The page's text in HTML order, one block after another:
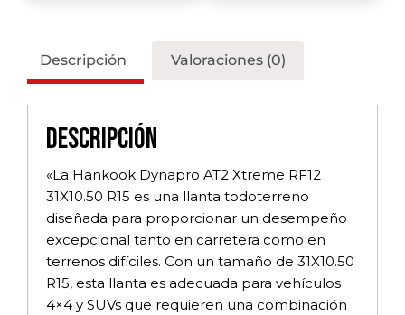
Descripción Valoraciones (0)
Descripción
«La Hankook Dynapro AT2 Xtreme RF12
31X10.50 R15 es una llanta todoterreno
diseñada para proporcionar un desempeño
excepcional tanto en carretera como en
terrenos difíciles. Con un tamaño de 31X10.50
R15, esta llanta es adecuada para vehículos
4×4 y SUVs que requieren una combinación